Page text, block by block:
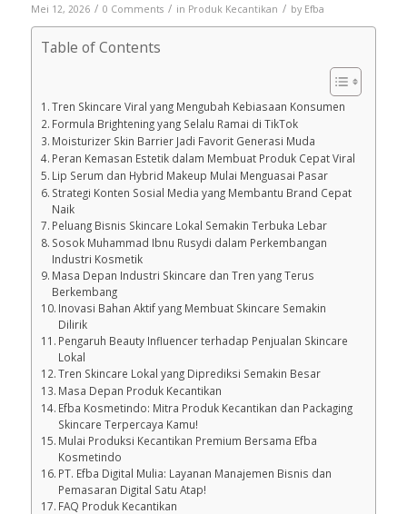
Mei 12, 2026 / 0 Comments / in Produk Kecantikan / by Efba
Table of Contents
Tren Skincare Viral yang Mengubah Kebiasaan Konsumen
Formula Brightening yang Selalu Ramai di TikTok
Moisturizer Skin Barrier Jadi Favorit Generasi Muda
Peran Kemasan Estetik dalam Membuat Produk Cepat Viral
Lip Serum dan Hybrid Makeup Mulai Menguasai Pasar
Strategi Konten Sosial Media yang Membantu Brand Cepat
Naik
Peluang Bisnis Skincare Lokal Semakin Terbuka Lebar
Sosok Muhammad Ibnu Rusydi dalam Perkembangan
Industri Kosmetik
Masa Depan Industri Skincare dan Tren yang Terus
Berkembang
Inovasi Bahan Aktif yang Membuat Skincare Semakin
Dilirik
Pengaruh Beauty Influencer terhadap Penjualan Skincare
Lokal
Tren Skincare Lokal yang Diprediksi Semakin Besar
Masa Depan Produk Kecantikan
Efba Kosmetindo: Mitra Produk Kecantikan dan Packaging
Skincare Terpercaya Kamu!
Mulai Produksi Kecantikan Premium Bersama Efba
Kosmetindo
PT. Efba Digital Mulia: Layanan Manajemen Bisnis dan
Pemasaran Digital Satu Atap!
FAQ Produk Kecantikan